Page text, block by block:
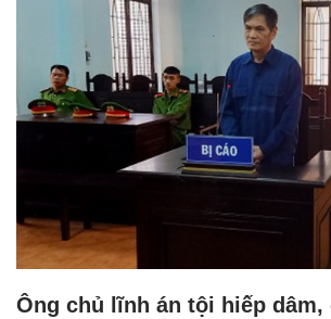
Ông chủ lĩnh án tội hiếp dâm,